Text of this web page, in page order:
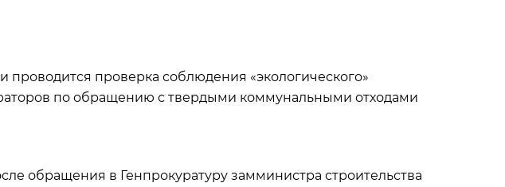
проводится проверка соблюдения «экологического»
по обращению с твердыми коммунальными отходами
обращения в Генпрокуратуру замминистра строительства